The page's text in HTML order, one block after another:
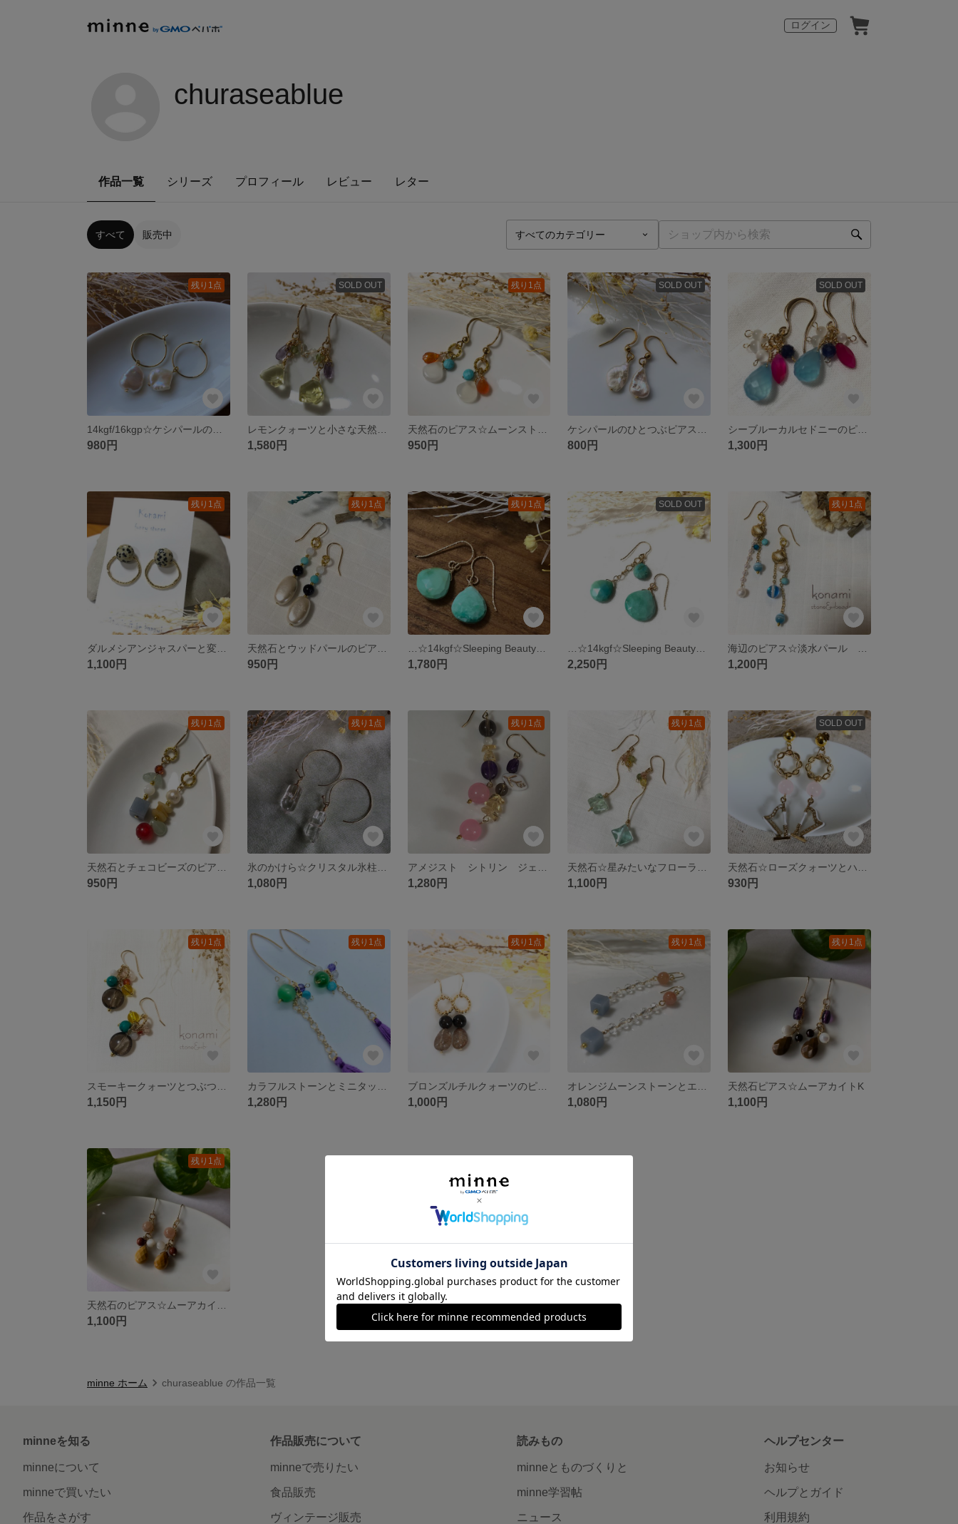
ログイン
churaseablue
作品一覧 シリーズ プロフィール レビュー レター
すべて 販売中
残り1点
980円
SOLD OUT
1,580円
残り1点
950円
SOLD OUT
800円
SOLD OUT
1,300円
残り1点
1,100円
残り1点
950円
残り1点
…☆14kgf☆Sleeping Beautyターコイズのひとつぶピアス 10mm☆…
1,780円
SOLD OUT
2,250円
残り1点
1,200円
残り1点
950円
残り1点
1,080円
残り1点
1,280円
残り1点
1,100円
SOLD OUT
930円
残り1点
1,150円
残り1点
1,280円
残り1点
ブロンズルチルクォーツのピアス
1,000円
残り1点
1,080円
残り1点
天然石ピアス☆ムーアカイトK
1,100円
残り1点
1,100円
minne ホーム churaseablue の作品一覧
minneを知る
minneについて
minneで買いたい
作品をさがす
作品販売について
minneで売りたい
食品販売
ヴィンテージ販売
読みもの
minneとものづくりと
minne学習帖
ニュース
ヘルプセンター
お知らせ
ヘルプとガイド
利用規約